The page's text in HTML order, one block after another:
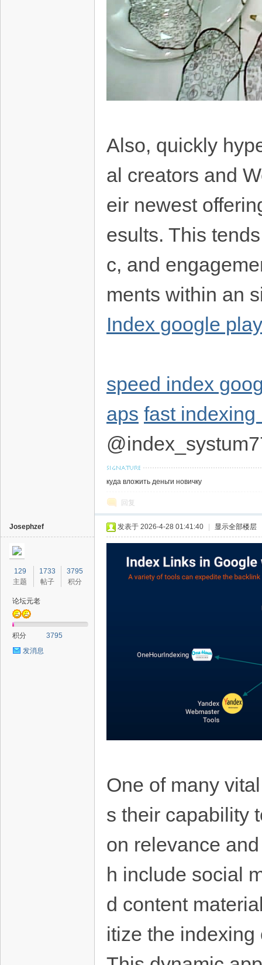
Also, quickly
al creators and
eir newest
esults. This
c, and
ments within an
Index google play
speed index
aps fast indexing
куда вложить деньги новичку
回复
Josephzef
129
主题
1733
帖子
3795
积分
论坛元老
积分
3795
发消息
发表于 2026-4-28 01:41:40 显示全部楼层
One of many
s their capability
on relevance
h include social
d content
itize the